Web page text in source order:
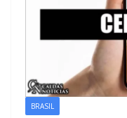
BRASIL